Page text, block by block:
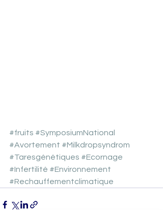
#fruits #SymposiumNational
#Avortement #Milkdropsyndrom
#Taresgénétiques #Ecornage
#Infertilité #Environnement
#Rechauffementclimatique